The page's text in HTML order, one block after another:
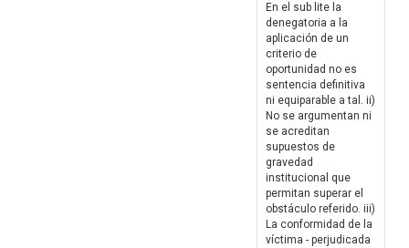
En el sub lite la
denegatoria a la
aplicación de un
criterio de
oportunidad no es
sentencia definitiva
ni equiparable a tal. ii)
No se argumentan ni
se acreditan
supuestos de
gravedad
institucional que
permitan superar el
obstáculo referido. iii)
La conformidad de la
víctima - perjudicada